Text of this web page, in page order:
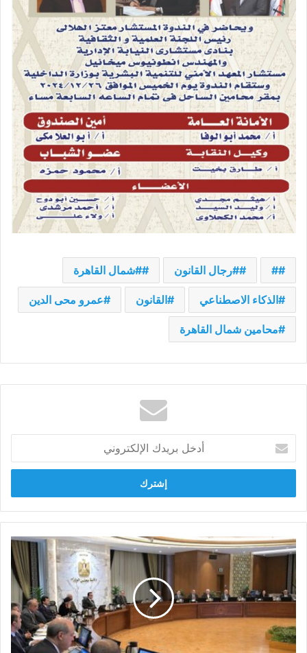
# #رجال القانون #شمال القاهرة
الذكاء الاصطناعي القانون عمرو محى الدين
محامين شمال القاهرة
بريدك
الإلكتروني
أهم
القرارات
الحكومية
اليوم
في
العدد
288
بجريدة